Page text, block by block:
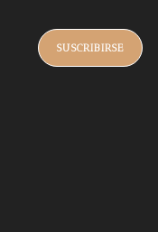
SUSCRIBIRSE